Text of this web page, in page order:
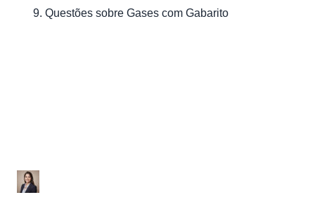
Questões sobre Gases com Gabarito